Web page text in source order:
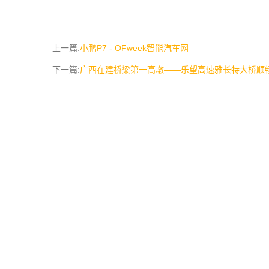
上一篇:小鹏P7 - OFweek智能汽车网
下一篇:广西在建桥梁第一高墩——乐望高速雅长特大桥顺